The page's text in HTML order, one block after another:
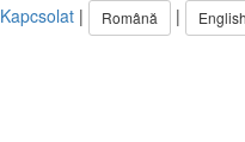
Kapcsolat | Română | English